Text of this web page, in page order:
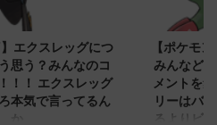
】エクスレッグにつ
思う？みんなのコ
！！ エクスレッグ
本気で言ってるん
か
【ポケモ
みんなど
メントを
リーはバ
るよりビ